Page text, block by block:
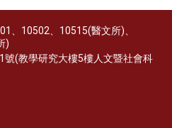
、10502、10515(醫文所)、
)
(教學研究大樓5樓人文暨社會科